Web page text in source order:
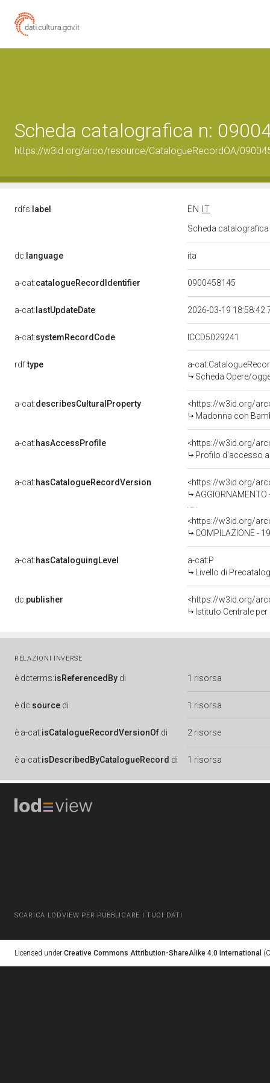
Scheda catalografica n:
https://w3id.org/arco/resource/CatalogueRecordOA/
rdfs: label EN
IT
Scheda
dc: language ita
a-cat:catalogueRecordIdentifier 0900458145
a-cat: lastUpdateDate 2026-03-19
a-cat:systemRecordCode ICCD5029241
rdf:type
a-
Scheda Opere/
a-cat:describesCulturalProperty
<https://w3id.org/
Madonna con
a-cat:hasAccessProfile
<https://w3id.org/
Profilo d'accesso
a-cat:hasCatalogueRecordVersion
<https://w3id.org/
<https://w3id.org/
COMPILAZIONE -
a-cat:hasCataloguingLevel
a-cat:P
Livello di
dc:publisher
<https://w3id.org/
Istituto Centrale
RELAZIONI INVERSE
è dcterms:isReferencedBy di 1 risorsa
è dc:source di 1 risorsa
è a-cat:isCatalogueRecordVersionOf di 2 risorse
è a-cat:isDescribedByCatalogueRecord di 1 risorsa
SCARICA LODVIEW PER PUBBLICARE I TUOI DATI
Licensed under Creative Commons Attribution-ShareAlike 4.0 International